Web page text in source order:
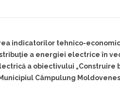
indicatorilor tehnico-
a energiei electrice în
a obiectivului „Construire
Câmpulung